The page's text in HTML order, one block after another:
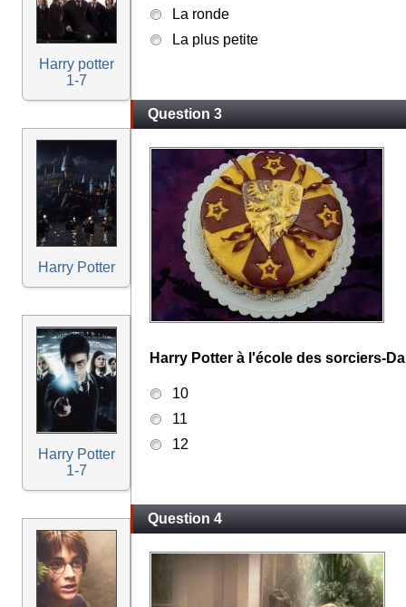
Harry potter
1-7
Harry Potter
Harry Potter
1-7
La ronde
La plus petite
Question 3
Harry Potter à l'école des sorciers-
10
11
12
Question 4